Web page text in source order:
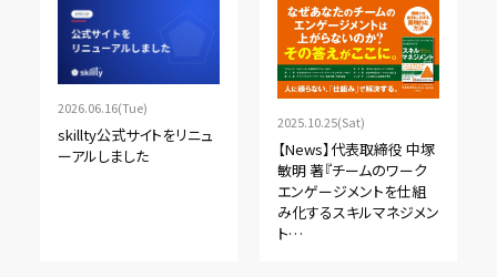
2026.06.16(Tue)
skillty公式サイトをリニュ
ーアルしました
2025.10.25(Sat)
【News】代表取締役 中塚
敏明 著『チームのワーク
エンゲージメントを仕組
み化するスキルマネジメン
ト…